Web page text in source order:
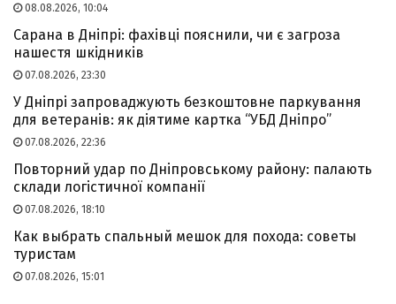
08.08.2026, 10:04
Сарана в Дніпрі: фахівці пояснили, чи є загроза
нашестя шкідників
07.08.2026, 23:30
У Дніпрі запроваджують безкоштовне паркування
для ветеранів: як діятиме картка “УБД Дніпро”
07.08.2026, 22:36
Повторний удар по Дніпровському району: палають
склади логістичної компанії
07.08.2026, 18:10
Как выбрать спальный мешок для похода: советы
туристам
07.08.2026, 15:01